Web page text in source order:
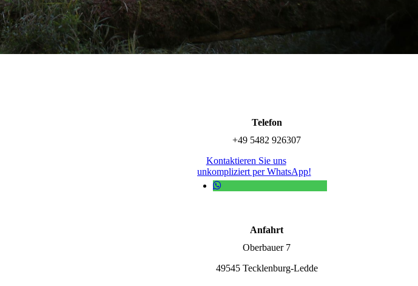
Telefon
+49 5482 926307
Kontaktieren Sie uns
unkompliziert per WhatsApp!
Anfahrt
Oberbauer 7
49545 Tecklenburg-Ledde